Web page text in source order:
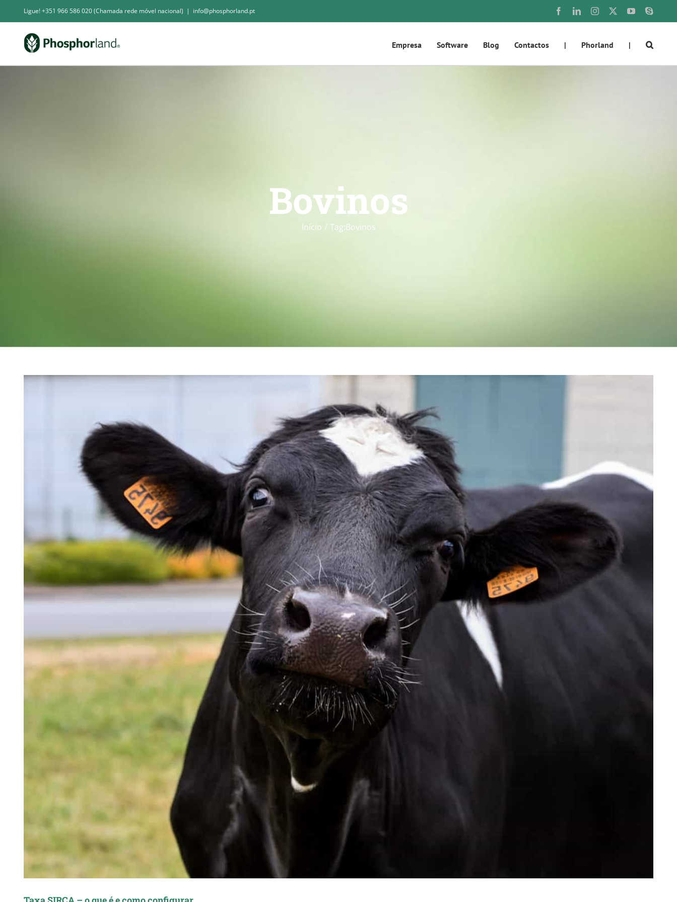
Ligue! +351 966 586 020 (Chamada rede móvel nacional) | info@phosphorland.pt FacebookLinkedInInstagram YouTubeSkype
Empresa Software Blog Contactos | Phorland |
Bovinos
Início Tag:Bovinos